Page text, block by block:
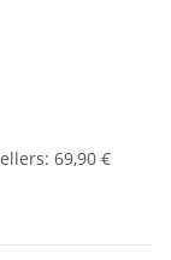
: 69,90 €